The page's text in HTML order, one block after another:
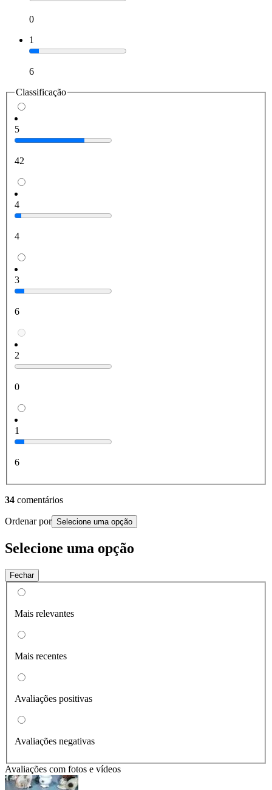
0
1
6
Classificação
5
42
4
4
3
6
2
0
1
6
34 comentários
Ordenar por Selecione uma opção
Selecione uma opção
Fechar
Mais relevantes
Mais recentes
Avaliações positivas
Avaliações negativas
Avaliações com fotos e vídeos